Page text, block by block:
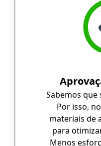
Sabemos que
Por isso,
materiais de
para
Menos